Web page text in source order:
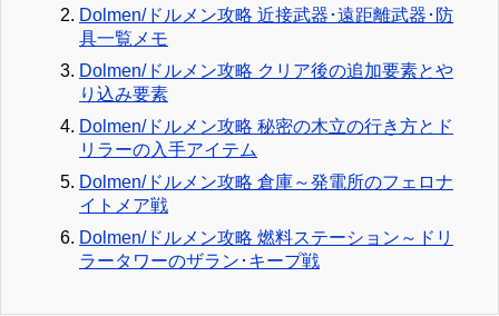
Dolmen/ドルメン攻略 近接武器･遠距離武器･防
具一覧メモ
Dolmen/ドルメン攻略 クリア後の追加要素とや
り込み要素
Dolmen/ドルメン攻略 秘密の木立の行き方とド
リラーの入手アイテム
Dolmen/ドルメン攻略 倉庫～発電所のフェロナ
イトメア戦
Dolmen/ドルメン攻略 燃料ステーション～ドリ
ラータワーのザラン･キープ戦